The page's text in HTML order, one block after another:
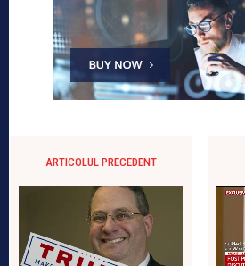
ARTICOLUL PRECEDENT